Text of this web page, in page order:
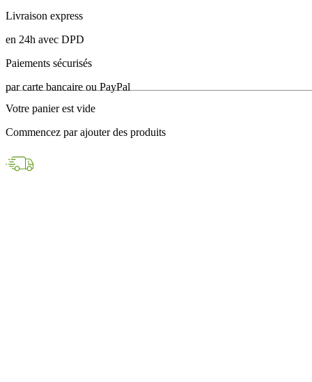
Livraison gratuite
à partir de 69€ TTC
Livraison express
en 24h avec DPD
Paiements sécurisés
par carte bancaire ou PayPal
Votre panier est vide
Commencez par ajouter des produits